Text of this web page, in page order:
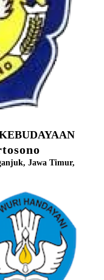
Jawa Timur,